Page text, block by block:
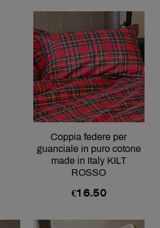
Coppia federe per
guanciale in puro cotone
made in Italy KILT
ROSSO
€16.50